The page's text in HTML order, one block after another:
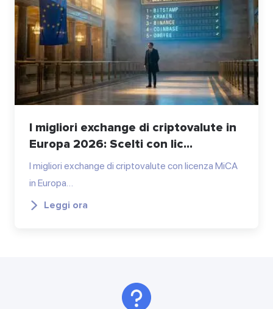
I migliori exchange di criptovalute in
Europa 2026: Scelti con lic...
I migliori exchange di criptovalute con licenza MiCA
in Europa…
Leggi ora